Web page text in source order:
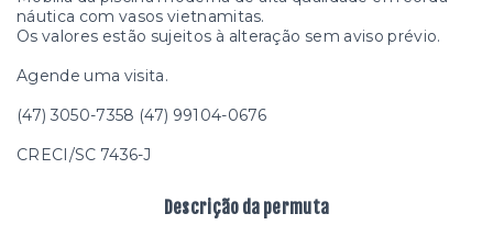
náutica com vasos vietnamitas.
Os valores estão sujeitos à alteração sem aviso prévio.
Agende uma visita.
(47) 3050-7358 (47) 99104-0676
CRECI/SC 7436-J
Descrição da permuta